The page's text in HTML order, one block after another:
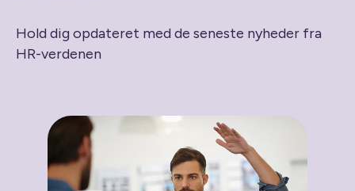
Hold dig opdateret med de seneste nyheder fra
HR-verdenen